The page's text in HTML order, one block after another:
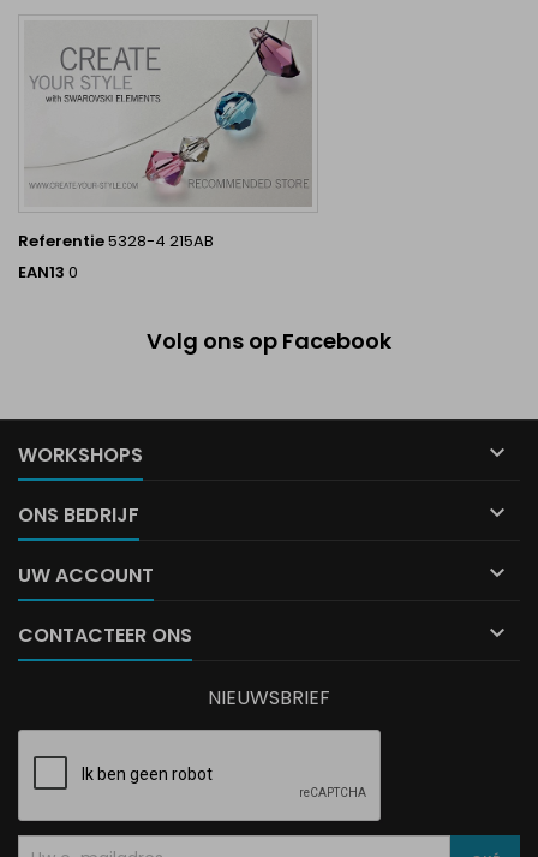
Referentie5328-4 215AB
EAN13 0
Volg ons op Facebook
WORKSHOPS 
ONS BEDRIJF 
UW ACCOUNT 
CONTACTEER ONS 
NIEUWSBRIEF